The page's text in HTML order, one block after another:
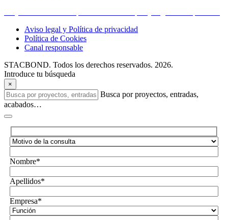
Aviso legal y Política de privacidad
Política de Cookies
Canal responsable
STACBOND. Todos los derechos reservados. 2026.
Introduce tu búsqueda
×
Busca por proyectos, entradas,
acabados…
Nombre*
Apellidos*
Empresa*